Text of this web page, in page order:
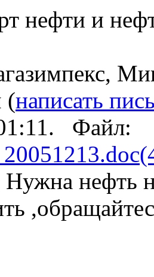
нефти и
(написать
Файл:
нефть